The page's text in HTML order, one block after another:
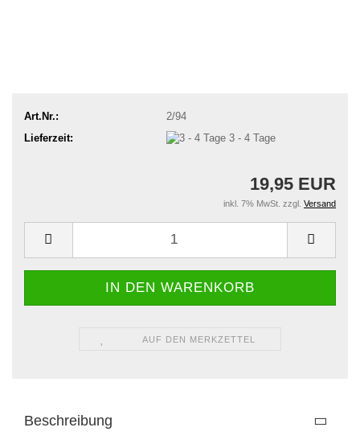
Art.Nr.:
2/94
Lieferzeit:
3 - 4 Tage
19,95 EUR
inkl. 7% MwSt. zzgl. Versand
AUF DEN MERKZETTEL
Beschreibung